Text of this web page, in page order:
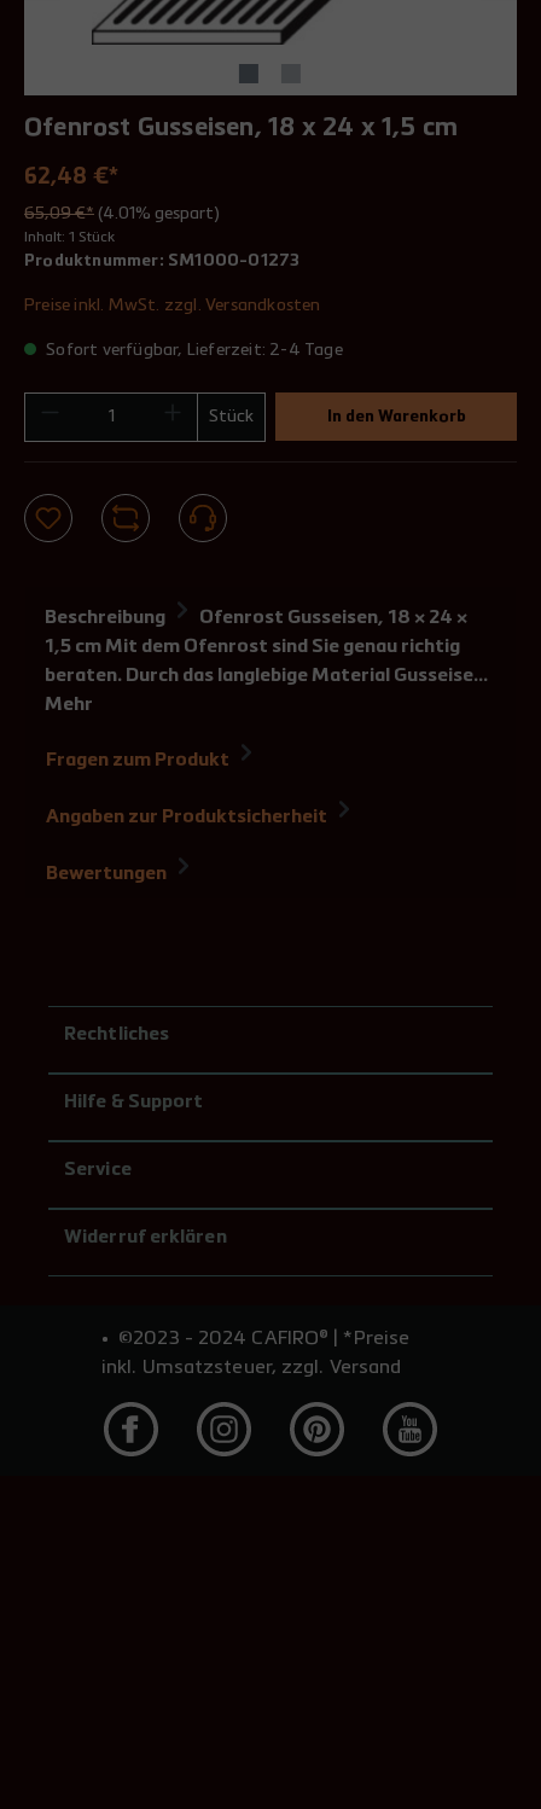
Ofenrost Gusseisen, 18 x 24 x 1,5 cm
62,48 €*
65,09 €* (4.01% gespart)
Inhalt: 1 Stück
Produktnummer: SM1000-01273
Preise inkl. MwSt. zzgl. Versandkosten
Sofort verfügbar, Lieferzeit: 2-4 Tage
Stück In den Warenkorb
Beschreibung
Ofenrost Gusseisen, 18 × 24 ×
1,5 cm Mit dem Ofenrost sind Sie genau richtig
beraten. Durch das langlebige Material Gusseise…
Mehr
Fragen zum Produkt
Angaben zur Produktsicherheit
Bewertungen
Rechtliches
Hilfe & Support
Service
Widerruf erklären
©2023 - 2024 CAFIRO® | *Preise
inkl. Umsatzsteuer, zzgl. Versand